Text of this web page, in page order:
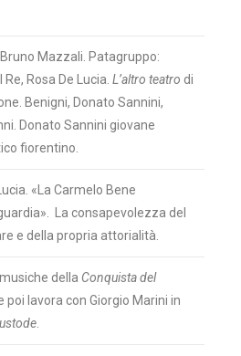
Bruno Mazzali. Patagruppo:
Re, Rosa De Lucia. L’altro teatro di
Benigni, Donato Sannini,
Donato Sannini giovane
fiorentino.
«La Carmelo Bene
La consapevolezza del
e della propria attorialità.
della Conquista del
poi lavora con Giorgio Marini in